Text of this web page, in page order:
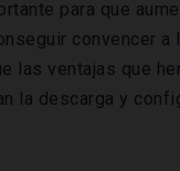
para que
convencer a
las ventajas que
la descarga y